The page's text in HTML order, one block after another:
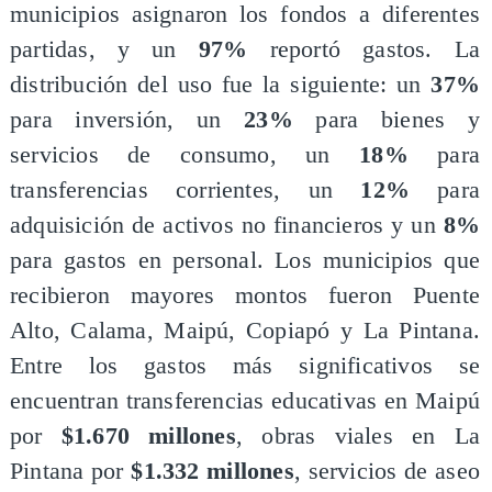
municipios asignaron los fondos a diferentes
partidas, y un 97%
reportó gastos. La
distribución del uso fue la siguiente: un37%
para inversión, un 23% para bienes y
servicios de consumo, un 18% para
transferencias corrientes, un 12% para
adquisición de activos no financieros y un 8%
para gastos en personal. Los municipios que
recibieron mayores montos fueron Puente
Alto, Calama, Maipú, Copiapó y La Pintana.
Entre los gastos más significativos se
encuentran transferencias educativas en Maipú
por $1.670 millones, obras viales en La
Pintana por$1.332 millones, servicios de aseo